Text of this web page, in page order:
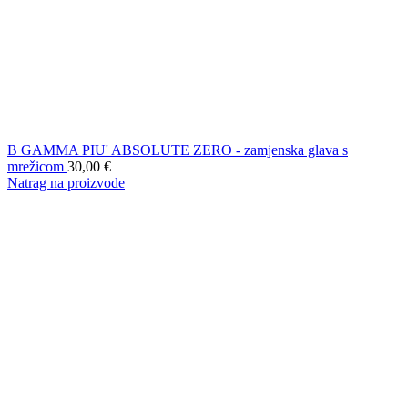
B GAMMA PIU' ABSOLUTE ZERO - zamjenska glava s
mrežicom 30,00 €
Natrag na proizvode